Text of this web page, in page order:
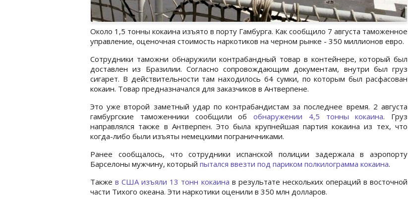
Около 1,5 тонны кокаина изъято в порту Гамбурга. Как сообщило 7 августа таможенное
управление, оценочная стоимость наркотиков на черном рынке - 350 миллионов евро.
Сотрудники таможни обнаружили контрабандный товар в контейнере, который был
доставлен из Бразилии. Согласно сопровождающим документам, внутри был груз
сигарет. В действительности там находилось 64 сумки, по которым был расфасован
кокаин. Товар предназначался для заказчиков в Антверпене.
Это уже второй заметный удар по контрабандистам за последнее время. 2 августа
гамбургские таможенники сообщили об обнаружении 4,5 тонны кокаина. Груз
направлялся также в Антверпен. Это была крупнейшая партия кокаина из тех, что
когда-либо были изъяты немецкими пограничниками.
Ранее сообщалось, что сотрудники испанской полиции задержала в аэропорту
Барселоны мужчину, который пытался ввезти под париком полкилограмма кокаина.
Такжев США изъяли 13 тонн кокаина в результате нескольких операций в восточной
части Тихого океана. Эти наркотики оценили в 350 млн долларов.